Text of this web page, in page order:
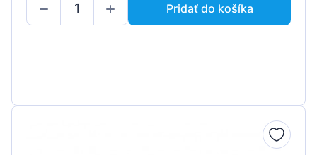
Pridať do košíka